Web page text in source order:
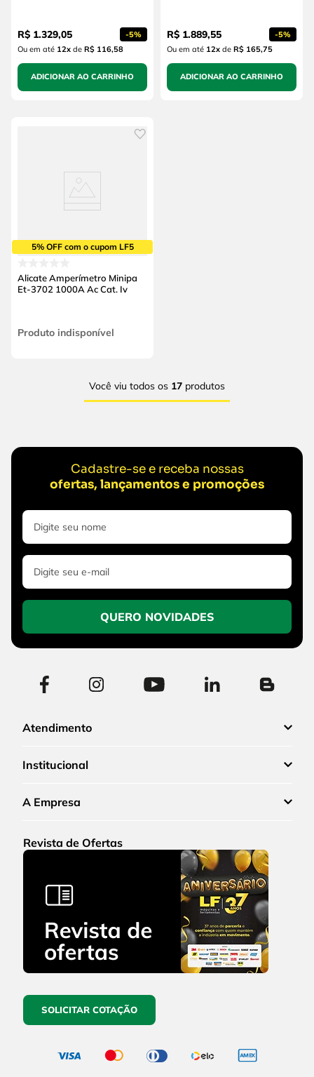
R$ 1.329,05 -5%
Ou em até 12xde R$ 116,58
ADICIONAR AO CARRINHO
R$ 1.889,55 -5%
Ou em até 12xde R$ 165,75
ADICIONAR AO CARRINHO
5% OFF com o cupom LF5
Alicate Amperímetro Minipa
Et-3702 1000A Ac Cat. Iv
Produto indisponível
Você viu todos os 17 produtos
Cadastre-se e receba nossas
ofertas, lançamentos e promoções
QUERO NOVIDADES
Atendimento
Institucional
A Empresa
Revista de Ofertas
SOLICITAR COTAÇÃO